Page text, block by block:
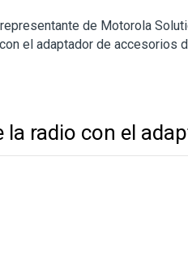
de Motorola
el adaptador de accesorios
radio con el